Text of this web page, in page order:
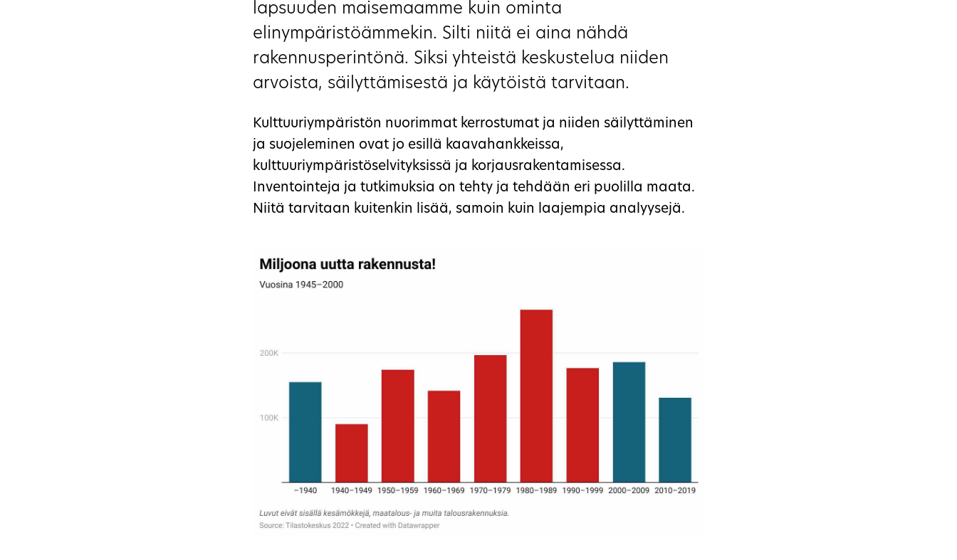
lapsuuden maisemaamme kuin ominta
elinympäristöämmekin. Silti niitä ei aina nähdä
rakennusperintönä. Siksi yhteistä keskustelua niiden
arvoista, säilyttämisestä ja käytöistä tarvitaan.
Kulttuuriympäristön nuorimmat kerrostumat ja niiden säilyttäminen
ja suojeleminen ovat jo esillä kaavahankkeissa,
kulttuuriympäristöselvityksissä ja korjausrakentamisessa.
Inventointeja ja tutkimuksia on tehty ja tehdään eri puolilla maata.
Niitä tarvitaan kuitenkin lisää, samoin kuin laajempia analyysejä.